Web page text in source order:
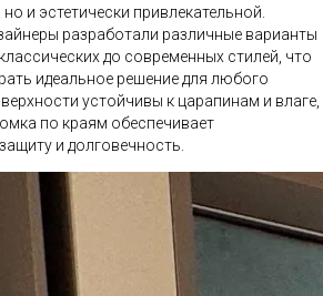
и эстетически привлекательной.
разработали различные варианты
до современных стилей, что
идеальное решение для любого
устойчивы к царапинам и влаге,
по краям обеспечивает
и долговечность.